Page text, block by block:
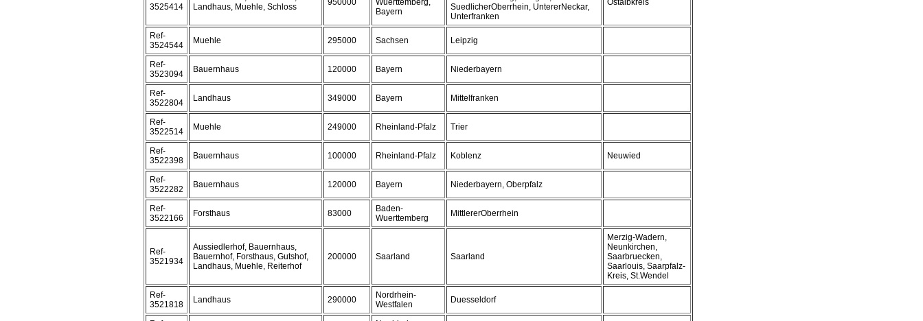
3525414
Landhaus, Muehle, Schloss
950000
Wuerttemberg,
Bayern
SuedlicherOberrhein, UntererNeckar,
Unterfranken
Ostalbkreis
Ref-
3524544
Muehle 295000 Sachsen Leipzig
Ref-
3523094
Bauernhaus 120000 Bayern Niederbayern
Ref-
3522804
Landhaus 349000 Bayern Mittelfranken
Ref-
3522514
Muehle 249000 Rheinland-Pfalz Trier
Ref-
3522398
Bauernhaus 100000 Rheinland-Pfalz Koblenz Neuwied
Ref-
3522282
Bauernhaus 120000 Bayern Niederbayern, Oberpfalz
Ref-
3522166
Forsthaus 83000
Baden-
Wuerttemberg
MittlererOberrhein
Ref-
3521934
Aussiedlerhof, Bauernhaus,
Bauernhof, Forsthaus, Gutshof,
Landhaus, Muehle, Reiterhof
200000 Saarland Saarland
Merzig-Wadern,
Neunkirchen,
Saarbruecken,
Saarlouis, Saarpfalz-
Kreis, St.Wendel
Ref-
3521818
Landhaus 290000
Nordrhein-
Westfalen
Duesseldorf